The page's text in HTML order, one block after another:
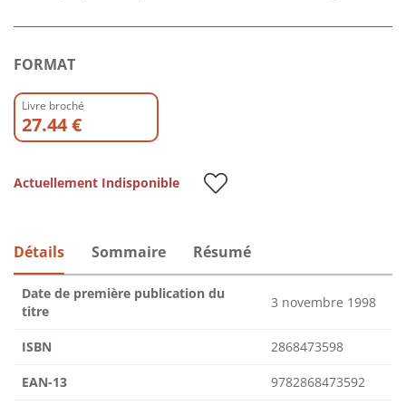
FORMAT
Livre broché
27.44 €
Actuellement Indisponible
Détails Sommaire Résumé
Date de première publication du
titre
3 novembre 1998
ISBN 2868473598
EAN-13 9782868473592